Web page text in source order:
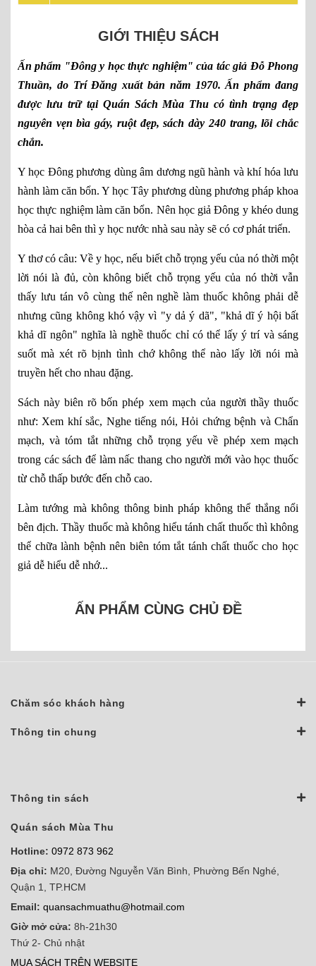
GIỚI THIỆU SÁCH
Ấn phẩm "Đông y học thực nghiệm" của tác giả Đỗ Phong
Thuần, do Trí Đăng xuất bản năm 1970. Ấn phẩm đang
được lưu trữ tại Quán Sách Mùa Thu có tình trạng đẹp
nguyên vẹn bìa gáy, ruột đẹp, sách dày 240 trang, lõi chắc
chắn.
Y học Đông phương dùng âm dương ngũ hành và khí hóa lưu
hành làm căn bổn. Y học Tây phương dùng phương pháp khoa
học thực nghiệm làm căn bổn. Nên học giả Đông y khéo dung
hòa cả hai bên thì y học nước nhà sau này sẽ có cơ phát triển.
Y thơ có câu: Về y học, nếu biết chỗ trọng yếu của nó thời một
lời nói là đủ, còn không biết chỗ trọng yếu của nó thời vẫn
thấy lưu tán vô cùng thế nên nghề làm thuốc không phải dễ
nhưng cũng không khó vậy vì "y dả ý dã", "khả dĩ ý hội bất
khả dĩ ngôn" nghĩa là nghề thuốc chỉ có thể lấy ý trí và sáng
suốt mà xét rõ bịnh tình chớ không thể nào lấy lời nói mà
truyền hết cho nhau đặng.
Sách này biên rõ bốn phép xem mạch của người thầy thuốc
như: Xem khí sắc, Nghe tiếng nói, Hỏi chứng bệnh và Chẩn
mạch, và tóm tắt những chỗ trọng yếu về phép xem mạch
trong các sách để làm nấc thang cho người mới vào học thuốc
từ chỗ thấp bước đến chỗ cao.
Làm tướng mà không thông binh pháp không thể thắng nổi
bên địch. Thầy thuốc mà không hiểu tánh chất thuốc thì không
thể chữa lành bệnh nên biên tóm tắt tánh chất thuốc cho học
giả dễ hiểu dễ nhớ...
ẤN PHẨM CÙNG CHỦ ĐỀ
Chăm sóc khách hàng
Thông tin chung
Thông tin sách
Quán sách Mùa Thu
Hotline: 0972 873 962
Địa chỉ: M20, Đường Nguyễn Văn Bình, Phường Bến Nghé,
Quận 1, TP.HCM
Email: quansachmuathu@hotmail.com
Giờ mở cửa: 8h-21h30
Thứ 2- Chủ nhật
MUA SÁCH TRÊN WEBSITE